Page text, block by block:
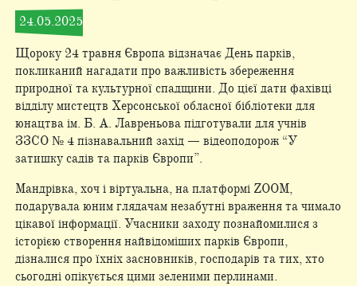
24.05.2025
Щороку 24 травня Європа відзначає День парків,
покликаний нагадати про важливість збереження
природної та культурної спадщини. До цієї дати фахівці
відділу мистецтв Херсонської обласної бібліотеки для
юнацтва ім. Б. А. Лавреньова підготували для учнів
ЗЗСО № 4 пізнавальний захід — відеоподорож “У
затишку садів та парків Європи”.
Мандрівка, хоч і віртуальна, на платформі ZOOM,
подарувала юним глядачам незабутні враження та чимало
цікавої інформації. Учасники заходу познайомилися з
історією створення найвідоміших парків Європи,
дізналися про їхніх засновників, господарів та тих, хто
сьогодні опікується цими зеленими перлинами.